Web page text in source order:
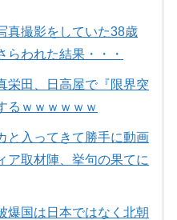
真撮影をしていた38歳
らわれた結果・・・
栄田、日高屋で『限界突
るｗｗｗｗｗｗ
と入ってきて勝手に動画
ア取材陣、挙句の果てに
爆国は日本ではなく北朝